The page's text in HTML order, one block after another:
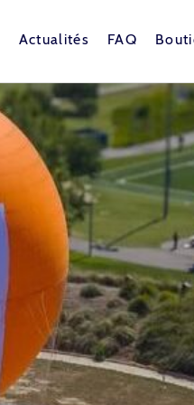
Actualités FAQ